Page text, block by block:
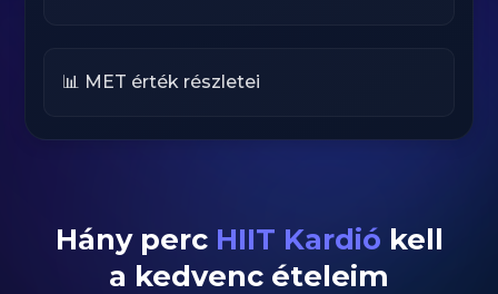
📊 MET érték részletei
Hány perc HIIT Kardió kell
a kedvenc ételeim